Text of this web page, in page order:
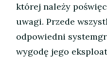
której należy
uwagi. Przede
odpowiedni
wygodę jego